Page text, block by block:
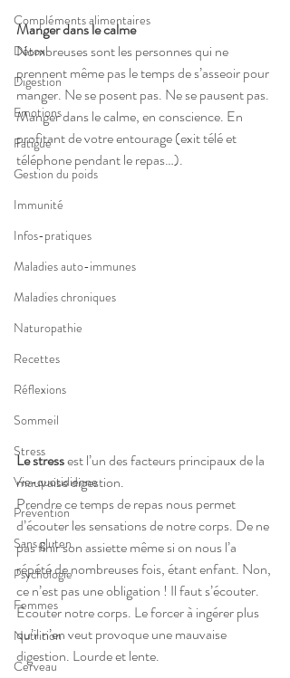
Compléments alimentaires
Détox
Digestion
Emotions
Fatigue
Gestion du poids
Immunité
Infos-pratiques
Maladies auto-immunes
Maladies chroniques
Naturopathie
Recettes
Réflexions
Sommeil
Stress
Vie-quotidienne
Prévention
Sans gluten
Psychologie
Femmes
Nutrition
Cerveau
Manger dans le calme
Nombreuses sont les personnes qui ne
prennent même pas le temps de s’asseoir pour
manger. Ne se posent pas. Ne se pausent pas.
Manger dans le calme, en conscience. En
profitant de votre entourage (exit télé et
téléphone pendant le repas…).
Le stress est l’un des facteurs principaux de la
mauvaise digestion.
Prendre ce temps de repas nous permet
d’écouter les sensations de notre corps. De ne
pas finir son assiette même si on nous l’a
répété de nombreuses fois, étant enfant. Non,
ce n’est pas une obligation ! Il faut s’écouter.
Écouter notre corps. Le forcer à ingérer plus
qu’il n’en veut provoque une mauvaise
digestion. Lourde et lente.